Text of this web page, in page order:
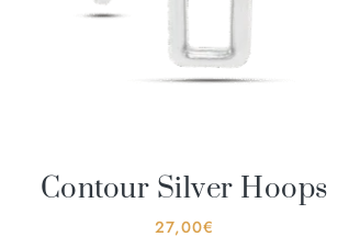
Contour Silver Hoops
27,00€